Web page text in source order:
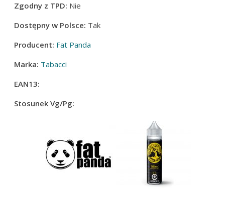
Zgodny z TPD: Nie
Dostępny w Polsce: Tak
Producent: Fat Panda
Marka: Tabacci
EAN13:
Stosunek Vg/Pg: